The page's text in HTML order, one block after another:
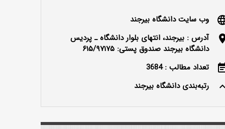
وب سایت دانشگاه بیرجند
آدرس : بیرجند، انتهای بلوار دانشگاه ـ پردیس
دانشگاه بیرجند صندوق پستی: ۶۱۵/۹۷۱۷۵
تعداد مطالب : 3684
keyboard_arrow_up
رتبه‌بندی دانشگاه بیرجند